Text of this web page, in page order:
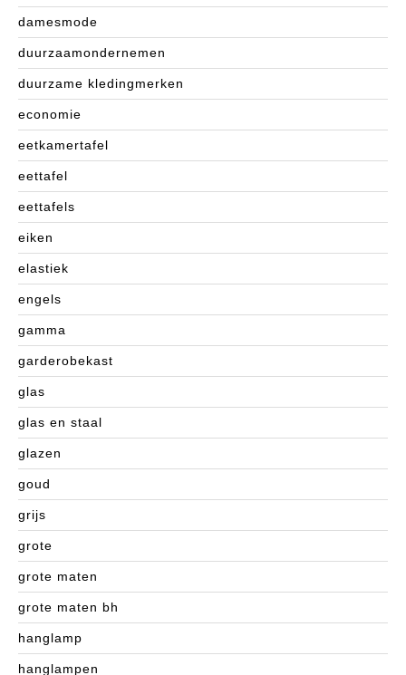
damesmode
duurzaamondernemen
duurzame kledingmerken
economie
eetkamertafel
eettafel
eettafels
eiken
elastiek
engels
gamma
garderobekast
glas
glas en staal
glazen
goud
grijs
grote
grote maten
grote maten bh
hanglamp
hanglampen